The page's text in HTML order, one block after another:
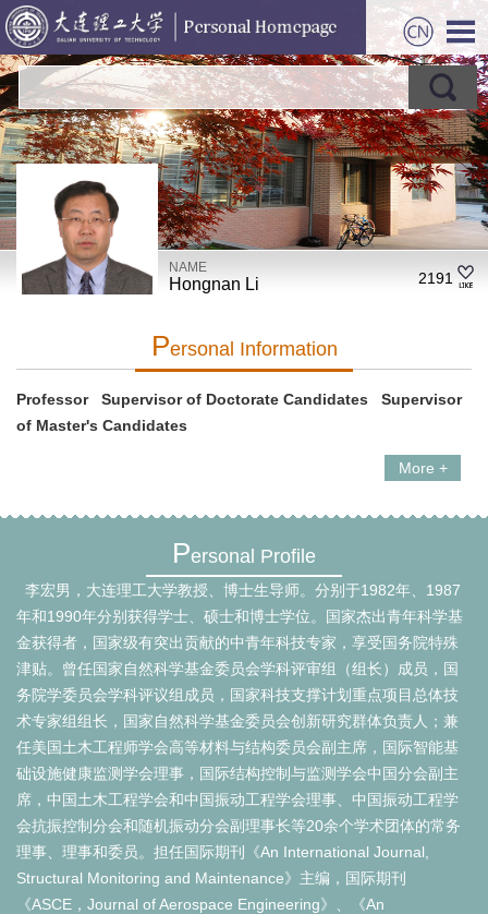
NAME
Hongnan Li 2191
PErsonal Information
Professor Supervisor of Doctorate Candidates Supervisor
of Master's Candidates
More +
Personal Profile
李宏男，大连理工大学教授、博士生导师。分别于1982年、1987
年和1990年分别获得学士、硕士和博士学位。国家杰出青年科学基
金获得者，国家级有突出贡献的中青年科技专家，享受国务院特殊
津贴。曾任国家自然科学基金委员会学科评审组（组长）成员，国
务院学委员会学科评议组成员，国家科技支撑计划重点项目总体技
术专家组组长，国家自然科学基金委员会创新研究群体负责人；兼
任美国土木工程师学会高等材料与结构委员会副主席，国际智能基
础设施健康监测学会理事，国际结构控制与监测学会中国分会副主
席，中国土木工程学会和中国振动工程学会理事、中国振动工程学
会抗振控制分会和随机振动分会副理事长等20余个学术团体的常务
理事、理事和委员。担任国际期刊《An International Journal,
Structural Monitoring and Maintenance》主编，国际期刊
《ASCE，Journal of Aerospace Engineering》、《An